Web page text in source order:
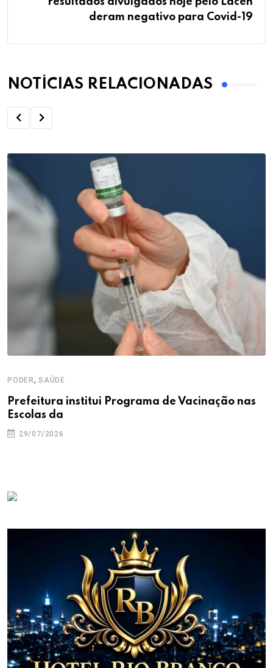
deram negativo para Covid-19
NOTÍCIAS RELACIONADAS
PODER, SAÚDE
Prefeitura institui Programa de Vacinação nas
Escolas da
29/07/2026